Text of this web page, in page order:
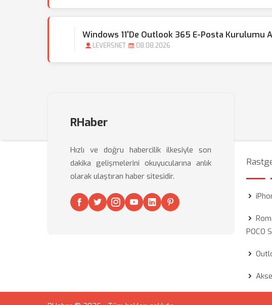
Windows 11'de Outlook 365 E-Posta Kurulumu
LEVERSNET 08.08.2026
RHaber
Hızlı ve doğru habercilik ilkesiyle son
dakika gelişmelerini okuyucularına anlık
olarak ulaştıran haber sitesidir.
POCO